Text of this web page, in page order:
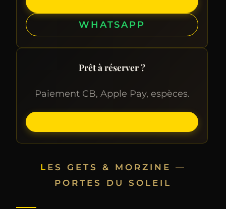
LES GETS & MORZINE —
PORTES DU SOLEIL
WHATSAPP
Prêt à réserver ?
Paiement CB, Apple Pay, espèces.